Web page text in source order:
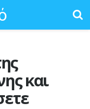
και